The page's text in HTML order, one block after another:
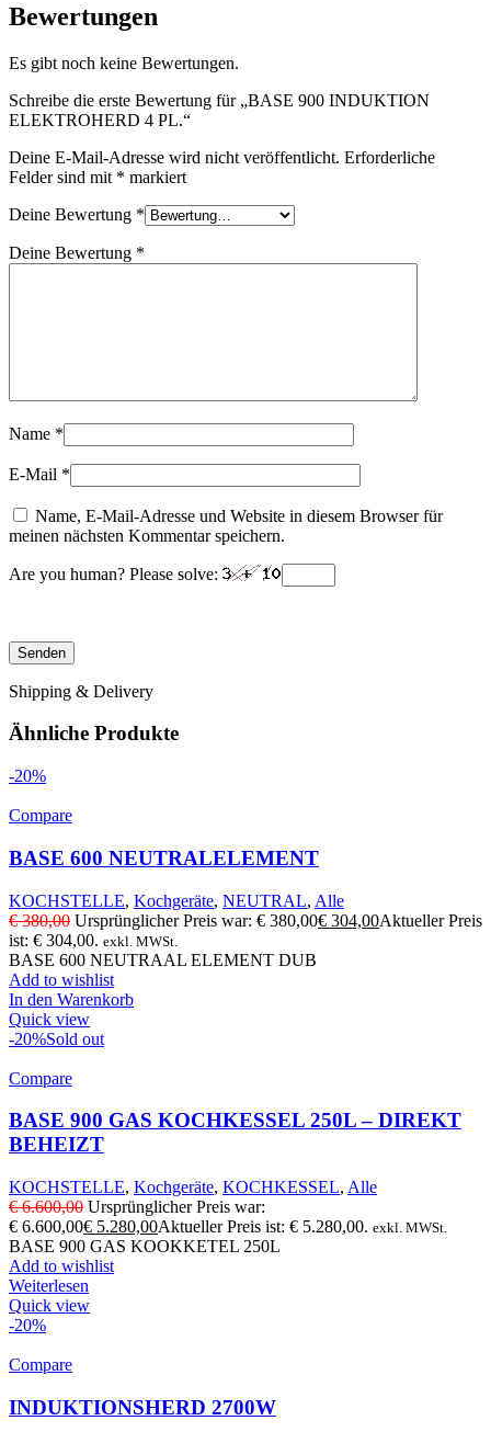
Bewertungen
Es gibt noch keine Bewertungen.
Schreibe die erste Bewertung für „BASE 900 INDUKTION
ELEKTROHERD 4 PL.“
Deine E-Mail-Adresse wird nicht veröffentlicht. Erforderliche
Felder sind mit * markiert
Deine Bewertung *
Deine Bewertung *
Name *
E-Mail *
Name, E-Mail-Adresse und Website in diesem Browser für
meinen nächsten Kommentar speichern.
Are you human? Please solve:
Shipping & Delivery
Ähnliche Produkte
-20%
Compare
BASE 600 NEUTRALELEMENT
KOCHSTELLE, Kochgeräte, NEUTRAL, Alle
€380,00 Ursprünglicher Preis war: € 380,00€ 304,00Aktueller Preis
ist: € 304,00. exkl. MWSt.
BASE 600 NEUTRAAL ELEMENT DUB
Add to wishlist
In den Warenkorb
Quick view
-20%Sold out
Compare
BASE 900 GAS KOCHKESSEL 250L – DIREKT
BEHEIZT
KOCHSTELLE, Kochgeräte, KOCHKESSEL, Alle
€6.600,00 Ursprünglicher Preis war:
€ 6.600,00€ 5.280,00Aktueller Preis ist: € 5.280,00. exkl. MWSt.
BASE 900 GAS KOOKKETEL 250L
Add to wishlist
Weiterlesen
Quick view
-20%
Compare
INDUKTIONSHERD 2700W